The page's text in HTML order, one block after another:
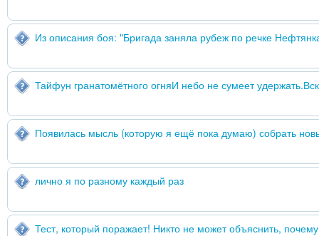
Из описания боя: "Бригада заняла рубеж по речке
Тайфун гранатомётного огняИ небо не сумеет
Появилась мысль (которую я ещё пока думаю) собрать
лично я по разному каждый раз
Тест, который поражает! Никто не может объяснить, почему